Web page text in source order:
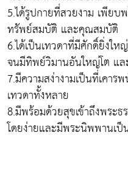
5.ได้รูปกายที่สวยงาม เพีย
ทรัพย์สมบัติ และคุณสมบัติ
6.ได้เป็นเทวดาที่มีศักดิ์ยิ่งใ
จนมีทิพย์วิมานอันใหญ่โต แล
7.มีความสง่างามเป็นที่เคา
เทวดาทั้งหลาย
8.มีพร้อมด้วยสุขเข้าถึงพระ
โดยง่ายและมีพระนิพพานเป็